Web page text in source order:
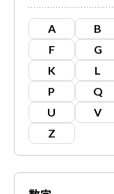
A B
F
G
K
L
P
Q
U
V
Z